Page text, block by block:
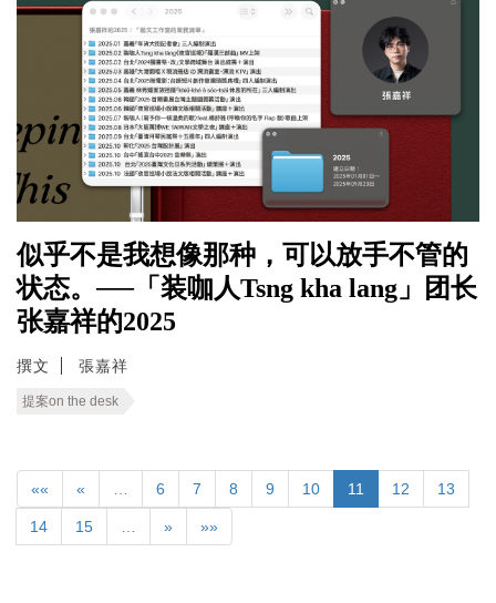
似乎不是我想像那种，可以放手不管的
状态。──「装咖人Tsng kha lang」团长
张嘉祥的2025
撰文 張嘉祥
提案on the desk
«« « 6 7 8 9 10 11 12 13
14 15 » »»